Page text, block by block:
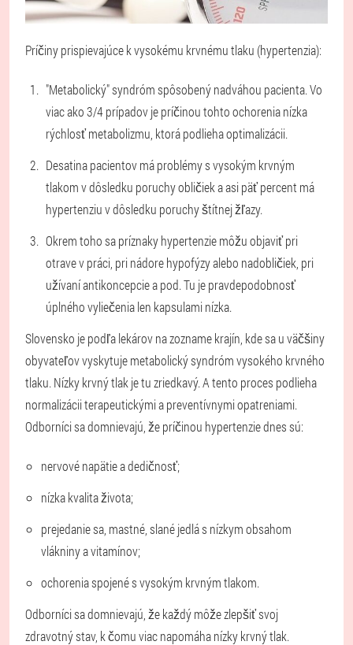
Príčiny prispievajúce k vysokému krvnému tlaku (hypertenzia):
"Metabolický" syndróm spôsobený nadváhou pacienta. Vo
viac ako 3/4 prípadov je príčinou tohto ochorenia nízka
rýchlosť metabolizmu, ktorá podlieha optimalizácii.
Desatina pacientov má problémy s vysokým krvným
tlakom v dôsledku poruchy obličiek a asi päť percent má
hypertenziu v dôsledku poruchy štítnej žľazy.
Okrem toho sa príznaky hypertenzie môžu objaviť pri
otrave v práci, pri nádore hypofýzy alebo nadobličiek, pri
užívaní antikoncepcie a pod. Tu je pravdepodobnosť
úplného vyliečenia len kapsulami nízka.
Slovensko je podľa lekárov na zozname krajín, kde sa u väčšiny
obyvateľov vyskytuje metabolický syndróm vysokého krvného
tlaku. Nízky krvný tlak je tu zriedkavý. A tento proces podlieha
normalizácii terapeutickými a preventívnymi opatreniami.
Odborníci sa domnievajú, že príčinou hypertenzie dnes sú:
nervové napätie a dedičnosť;
nízka kvalita života;
prejedanie sa, mastné, slané jedlá s nízkym obsahom
vlákniny a vitamínov;
ochorenia spojené s vysokým krvným tlakom.
Odborníci sa domnievajú, že každý môže zlepšiť svoj
zdravotný stav, k čomu viac napomáha nízky krvný tlak.